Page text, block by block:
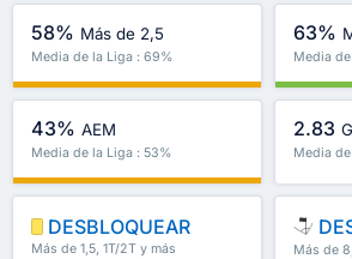
58% Más de 2,5
Media de la Liga : 69%
63%
Media
43% AEM
Media de la Liga : 53%
2.83
Media
DESBLOQUEAR
Más de 1,5, 1T/2T y más Más de